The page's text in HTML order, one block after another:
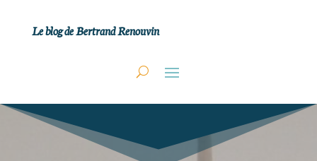
Le blog de Bertrand Renouvin